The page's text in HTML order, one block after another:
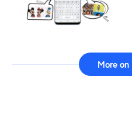
More on